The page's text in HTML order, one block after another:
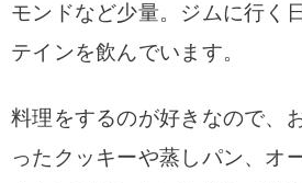
モンドなど少量。 ジムに行く
テインを飲んでいます。
料理をするのが好きなので、
ったクッキーや蒸しパン、オ